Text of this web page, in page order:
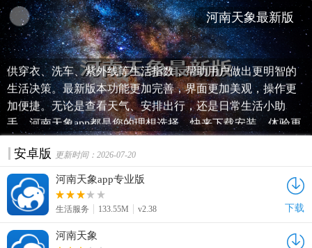
这款河南天象app，集天气预报、空气质量、生活指数等功能
于一体，为用户提供准确、及时的天气信息。同时，app还提
供穿衣、洗车、紫外线等生活指数，帮助用户做出更明智的
生活决策。最新版本功能更加完善，界面更加美观，操作更
加便捷。无论是查看天气、安排出行，还是日常生活小助
手，河南天象app都是您的理想选择。快来下载安装，体验更
多实用功能吧！
河南天象最新版
安卓版 更新时间：2026-07-20
河南天象app专业版
生活服务 133.55M v2.38 下载
河南天象